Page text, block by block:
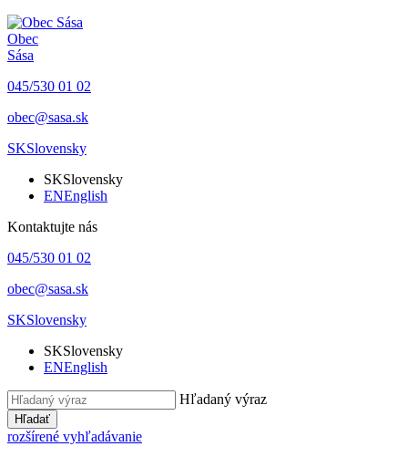
Obec
Sása
045/530 01 02
obec@sasa.sk
SKSlovensky
SKSlovensky
ENEnglish
Kontaktujte nás
045/530 01 02
obec@sasa.sk
SKSlovensky
SKSlovensky
ENEnglish
Hľadaný výraz
Hľadať
rozšírené vyhľadávanie